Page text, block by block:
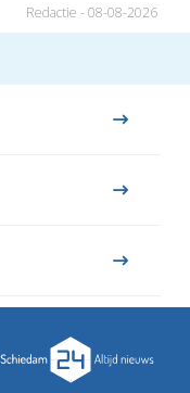
Redactie - 08-08-2026